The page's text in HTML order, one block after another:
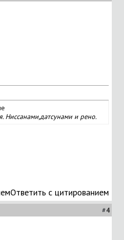
Ниссанами,датсунами и рено.
Ответить с цитированием
#4